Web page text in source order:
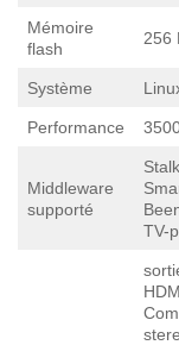
Mémoire
flash
256
Système
Performance
Middleware
supporté
TV-